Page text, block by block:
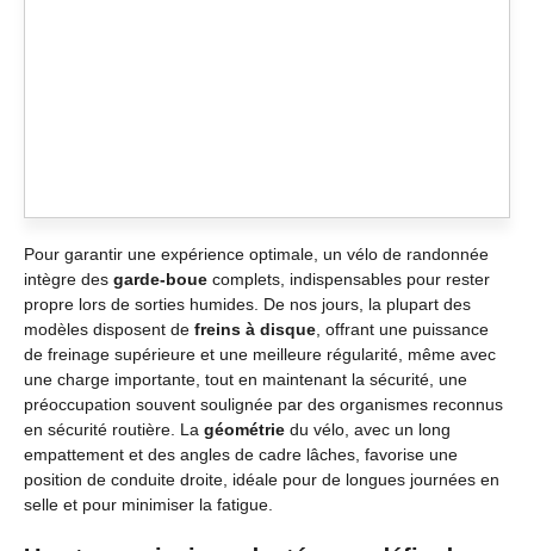
Pour garantir une expérience optimale, un vélo de randonnée
intègre des garde-boue complets, indispensables pour rester
propre lors de sorties humides. De nos jours, la plupart des
modèles disposent de freins à disque , offrant une puissance
de freinage supérieure et une meilleure régularité, même avec
une charge importante, tout en maintenant la sécurité, une
préoccupation souvent soulignée par des organismes reconnus
en sécurité routière. La géométrie du vélo, avec un long
empattement et des angles de cadre lâches, favorise une
position de conduite droite, idéale pour de longues journées en
selle et pour minimiser la fatigue.